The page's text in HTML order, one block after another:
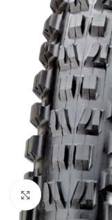
Clicca per